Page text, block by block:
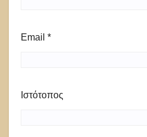
Email *
Ιστότοπος